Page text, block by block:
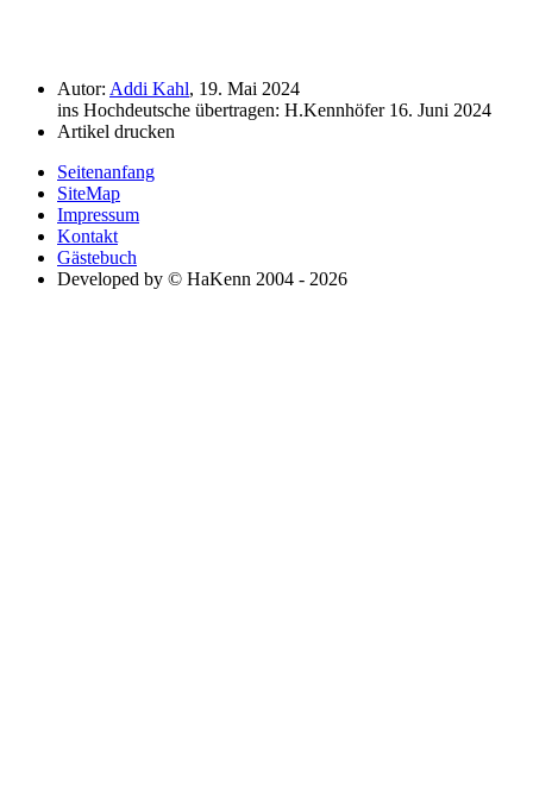
Autor: Addi Kahl, 19. Mai 2024
ins Hochdeutsche übertragen: H.Kennhöfer 16. Juni 2024
Artikel drucken
Seitenanfang
SiteMap
Impressum
Kontakt
Gästebuch
Developed by © HaKenn 2004 - 2026